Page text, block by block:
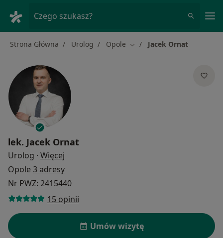
Czego szukasz?
Strona Główna Urolog Opole Zmień miasto
Jacek Ornat
lek. Jacek Ornat
Urolog · Więcej
Opole 3 adresy
Nr PWZ: 2415440
15 opinii
Umów wizytę